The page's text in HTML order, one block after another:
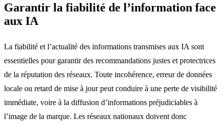
Garantir la fiabilité de l’information face
aux IA
La fiabilité et l’actualité des informations transmises aux IA sont
essentielles pour garantir des recommandations justes et protectrices
de la réputation des réseaux. Toute incohérence, erreur de données
locale ou retard de mise à jour peut conduire à une perte de visibilité
immédiate, voire à la diffusion d’informations préjudiciables à
l’image de la marque. Les réseaux nationaux doivent donc